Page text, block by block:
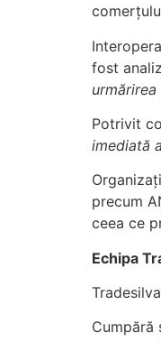
fost
Potrivit
imediată
precum
ceea ce
Echipa
Cumpără